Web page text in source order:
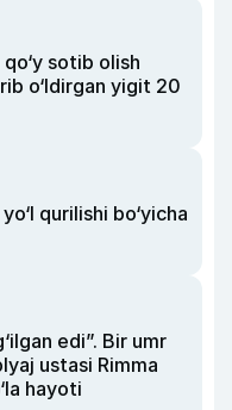
sotib olish
o‘ldirgan yigit 20
qurilishi bo‘yicha
edi”. Bir umr
ustasi Rimma
hayoti